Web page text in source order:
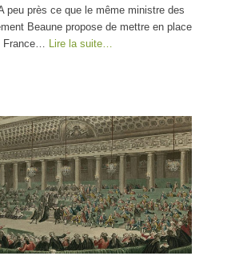
peu près ce que le même ministre des
Beaune propose de mettre en place
France… Lire la suite…